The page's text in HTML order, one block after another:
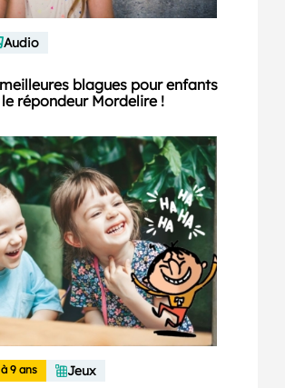
Audio
blagues pour enfants
répondeur Mordelire !
9 ans Jeux